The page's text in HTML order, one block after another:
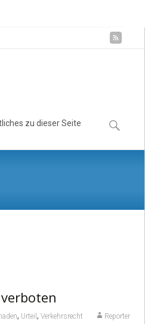
zu dieser Seite
Suchen
nach:
, Urteil , Verkehrsrecht Reporter